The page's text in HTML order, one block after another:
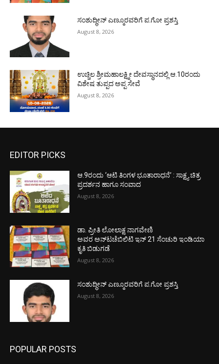
ಸಂಶುದ್ಧೀನ್ ಎಣ್ಮೂರವರಿಗೆ ಪ.ಗೋ ಪ್ರಶಸ್ತಿ
August 8, 2026
ಉಚ್ಚಿಲ ಶ್ರೀಮಹಾಲಕ್ಷ್ಮೀ ದೇವಸ್ಥಾನದಲ್ಲಿ ಆ.10ರಂದು
ವಿಶೇಷ ತುಪ್ಪದ ಅಪ್ಪ ಸೇವೆ
August 8, 2026
EDITOR PICKS
ಆ.9ರಂದು ‘ಆಟಿ ತಿಂಗಳ ಭೂತಾರಾಧನೆ’ : ಸಾಕ್ಷ್ಯ ಚಿತ್ರ
ಪ್ರದರ್ಶನ ಹಾಗೂ ಸಂವಾದ
August 8, 2026
ಡಾ. ಪ್ರೀತಿ ಲೋಲಾಕ್ಷ ನಾಗವೇಣಿ
ಅವರ ಅನ್‌ಟಚೆಬಿಲಿಟಿ ಇನ್ 21 ಸೆಂಚುರಿ ಇಂಡಿಯಾ
ಕೃತಿ ಬಿಡುಗಡೆ
August 8, 2026
ಸಂಶುದ್ಧೀನ್ ಎಣ್ಮೂರವರಿಗೆ ಪ.ಗೋ ಪ್ರಶಸ್ತಿ
August 8, 2026
POPULAR POSTS